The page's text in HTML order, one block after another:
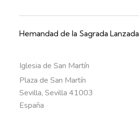
Hemandad de la Sagrada Lanzada
Iglesia de San Martín
Plaza de San Martín
Sevilla, Sevilla 41003
España